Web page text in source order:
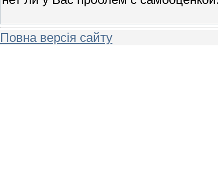
Повна версія сайту